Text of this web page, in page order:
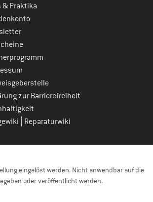
& Praktika
zur Barrierefreiheit
Reparaturwiki
eingelöst werden. Nicht anwendbar auf die
oder veröffentlicht werden.